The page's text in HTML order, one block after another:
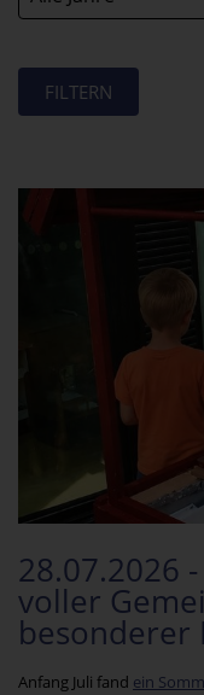
28.07.2026
voller
besonderer
Anfang Juli fand ein